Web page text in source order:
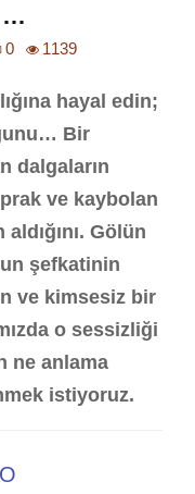
…
0 1139
hayal edin;
Bir
dalgaların
ve kaybolan
aldığını. Gölün
şefkatinin
ve kimsesiz bir
o sessizliği
ne anlama
istiyoruz.